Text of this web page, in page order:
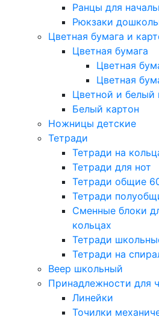
Ранцы для
Рюкзаки
Цветная бумага и
Цветная бумага
Цветная
Цветная
Цветной и белый
Белый картон
Ножницы детские
Тетради
Тетради на
Тетради для нот
Тетради общие
Тетради
Сменные блоки
кольцах
Тетради
Тетради на
Веер школьный
Принадлежности для
Линейки
Точилки